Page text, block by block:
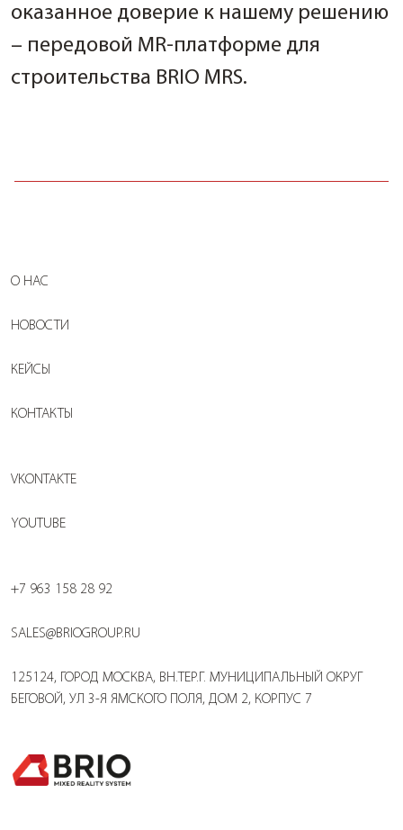
оказанное доверие к нашему решению
– передовой MR-платформе для
строительства BRIO MRS.
О НАС
НОВОСТИ
КЕЙСЫ
КОНТАКТЫ
VKONTAKTE
YOUTUBE
+7 963 158 28 92
SALES@BRIOGROUP.RU
125124, ГОРОД МОСКВА, ВН.ТЕР.Г. МУНИЦИПАЛЬНЫЙ ОКРУГ
БЕГОВОЙ, УЛ 3-Я ЯМСКОГО ПОЛЯ, ДОМ 2, КОРПУС 7